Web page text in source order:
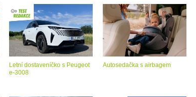
Letní dostaveníčko s Peugeot
e-3008
Autosedačka s airbagem